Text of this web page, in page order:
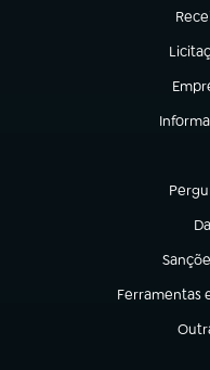
(abre
(abre
(abre
(abre
(abre
Ferramentas
(abre em